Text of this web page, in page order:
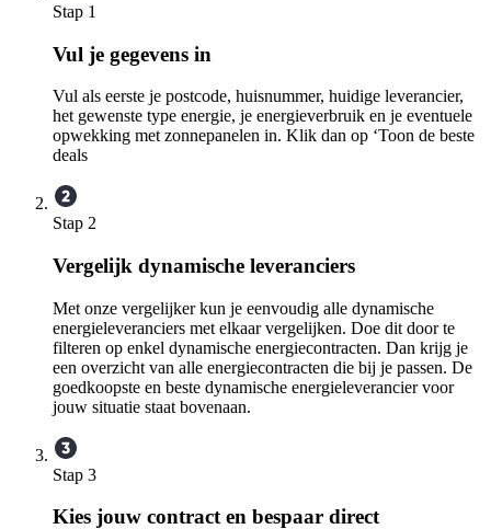
Stap 1
Vul je gegevens in
Vul als eerste je postcode, huisnummer, huidige leverancier,
het gewenste type energie, je energieverbruik en je eventuele
opwekking met zonnepanelen in. Klik dan op ‘Toon de beste
deals
Stap 2
Vergelijk dynamische leveranciers
Met onze vergelijker kun je eenvoudig alle dynamische
energieleveranciers met elkaar vergelijken. Doe dit door te
filteren op enkel dynamische energiecontracten. Dan krijg je
een overzicht van alle energiecontracten die bij je passen. De
goedkoopste en beste dynamische energieleverancier voor
jouw situatie staat bovenaan.
Stap 3
Kies jouw contract en bespaar direct